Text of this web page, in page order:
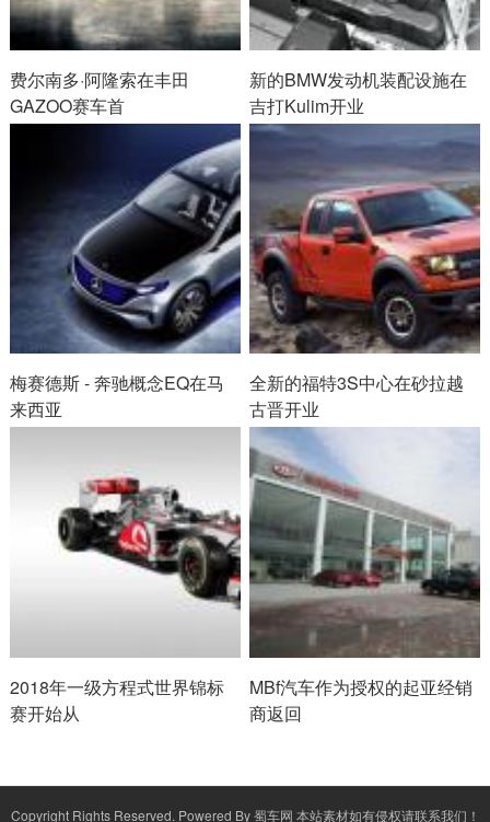
费尔南多·阿隆索在丰田
GAZOO赛车首
新的BMW发动机装配设施在
吉打Kulim开业
梅赛德斯 - 奔驰概念EQ在马
来西亚
全新的福特3S中心在砂拉越
古晋开业
2018年一级方程式世界锦标
赛开始从
MBf汽车作为授权的起亚经销
商返回
Copyright Rights Reserved. Powered By蜀车网 本站素材如有侵权请联系我们！